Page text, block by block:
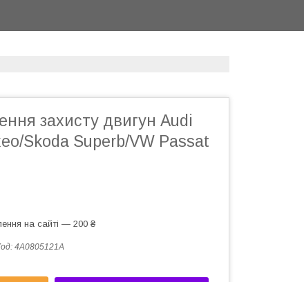
захисту двигун Audi
Skoda Superb/VW Passat
на сайті — 200 ₴
4A0805121A